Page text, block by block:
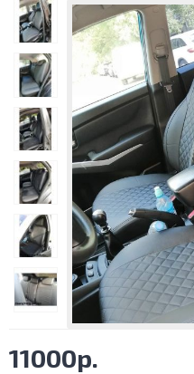
11000р.